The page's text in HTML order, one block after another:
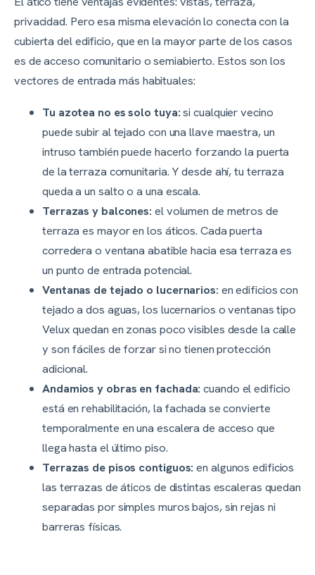
privacidad. Pero esa misma elevación lo conecta con la
cubierta del edificio, que en la mayor parte de los casos
es de acceso comunitario o semiabierto. Estos son los
vectores de entrada más habituales:
Tu azotea no es solo tuya:si cualquier vecino
puede subir al tejado con una llave maestra, un
intruso también puede hacerlo forzando la puerta
de la terraza comunitaria. Y desde ahí, tu terraza
queda a un salto o a una escala.
Terrazas y balcones: el volumen de metros de
terraza es mayor en los áticos. Cada puerta
corredera o ventana abatible hacia esa terraza es
un punto de entrada potencial.
Ventanas de tejado o lucernarios: en edificios con
tejado a dos aguas, los lucernarios o ventanas tipo
Velux quedan en zonas poco visibles desde la calle
y son fáciles de forzar si no tienen protección
adicional.
Andamios y obras en fachada: cuando el edificio
está en rehabilitación, la fachada se convierte
temporalmente en una escalera de acceso que
llega hasta el último piso.
Terrazas de pisos contiguos: en algunos edificios
las terrazas de áticos de distintas escaleras quedan
separadas por simples muros bajos, sin rejas ni
barreras físicas.